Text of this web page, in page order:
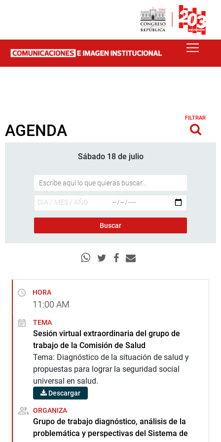
AGENDA
FILTRAR
Sábado 18 de julio
HORA
11:00 AM
TEMA
Sesión virtual extraordinaria del grupo de
trabajo de la Comisión de Salud
Tema: Diagnóstico de la situación de salud y
propuestas para lograr la seguridad social
universal en salud.
Descargar
ORGANIZA
Grupo de trabajo diagnóstico, análisis de la
problemática y perspectivas del Sistema de